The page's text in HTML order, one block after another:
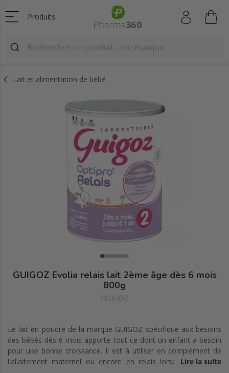
Produits
Lait et alimentation de bébé
GUIGOZ Evolia relais lait 2ème âge dès 6 mois
800g
GUIGOZ
Le lait en poudre de la marque GUIGOZ spécifique aux besoins
des bébés dès 6 mois apporte tout ce dont un enfant a besoin
pour une bonne croissance. Il est à utiliser en complément de
l'allaitement maternel ou encore en relais lorsqu'il n'est pas
Lire la suite